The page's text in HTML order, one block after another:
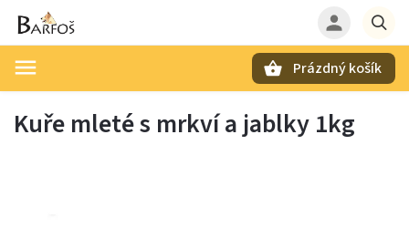
Prázdný košík
Kuře mleté s mrkví a jablky 1kg